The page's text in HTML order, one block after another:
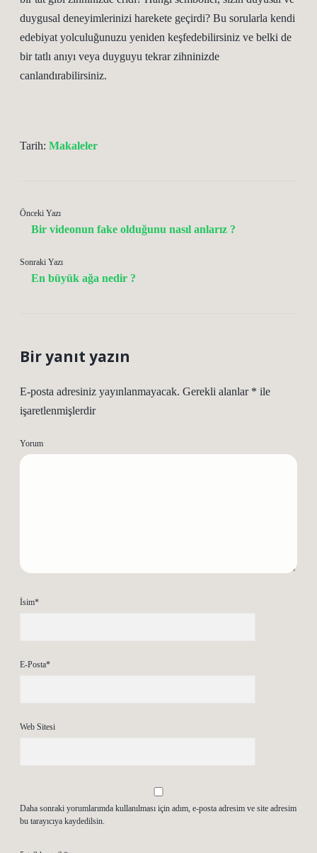
duygusal deneyimlerinizi harekete geçirdi? Bu sorularla kendi
edebiyat yolculuğunuzu yeniden keşfedebilirsiniz ve belki de
bir tatlı anıyı veya duyguyu tekrar zihninizde
canlandırabilirsiniz.
Tarih: Makaleler
Önceki Yazı
Bir videonun fake olduğunu nasıl anlarız ?
Sonraki Yazı
En büyük ağa nedir ?
Bir yanıt yazın
E-posta adresiniz yayınlanmayacak. Gerekli alanlar * ile
işaretlenmişlerdir
Yorum
İsim*
E-Posta*
Web Sitesi
Daha sonraki yorumlarımda kullanılması için adım, e-posta adresim ve site adresim
bu tarayıcıya kaydedilsin.